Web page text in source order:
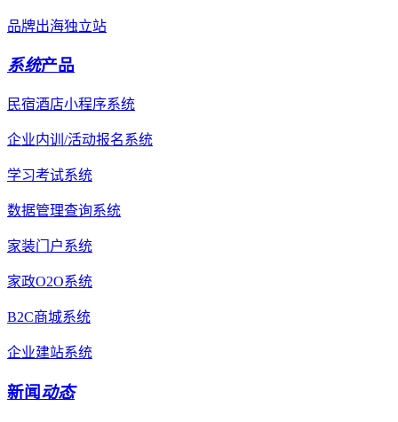
品牌出海独立站
系统产品
民宿酒店小程序系统
企业内训/活动报名系统
学习考试系统
数据管理查询系统
家装门户系统
家政O2O系统
B2C商城系统
企业建站系统
新闻动态